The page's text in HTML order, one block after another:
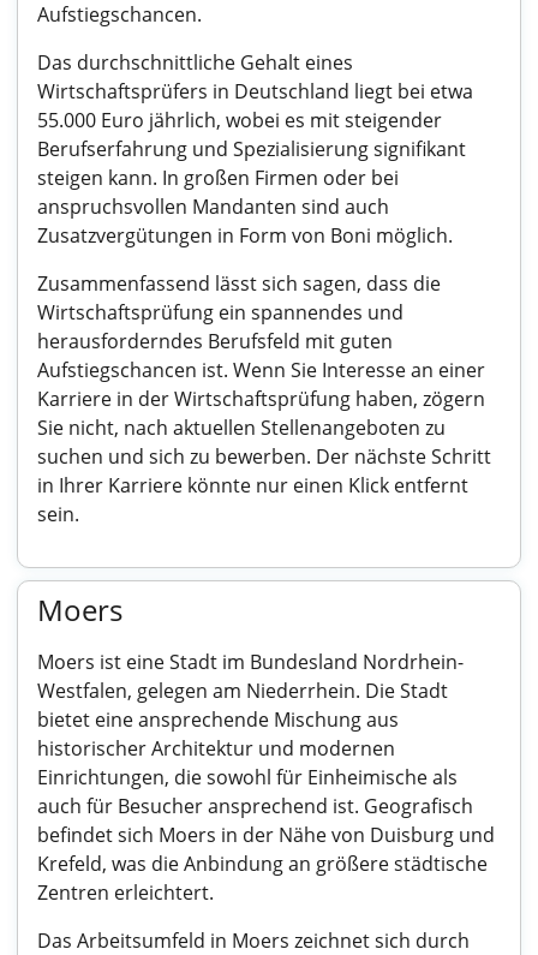
Aufstiegschancen.
Das durchschnittliche Gehalt eines
Wirtschaftsprüfers in Deutschland liegt bei etwa
55.000 Euro jährlich, wobei es mit steigender
Berufserfahrung und Spezialisierung signifikant
steigen kann. In großen Firmen oder bei
anspruchsvollen Mandanten sind auch
Zusatzvergütungen in Form von Boni möglich.
Zusammenfassend lässt sich sagen, dass die
Wirtschaftsprüfung ein spannendes und
herausforderndes Berufsfeld mit guten
Aufstiegschancen ist. Wenn Sie Interesse an einer
Karriere in der Wirtschaftsprüfung haben, zögern
Sie nicht, nach aktuellen Stellenangeboten zu
suchen und sich zu bewerben. Der nächste Schritt
in Ihrer Karriere könnte nur einen Klick entfernt
sein.
Moers
Moers ist eine Stadt im Bundesland Nordrhein-
Westfalen, gelegen am Niederrhein. Die Stadt
bietet eine ansprechende Mischung aus
historischer Architektur und modernen
Einrichtungen, die sowohl für Einheimische als
auch für Besucher ansprechend ist. Geografisch
befindet sich Moers in der Nähe von Duisburg und
Krefeld, was die Anbindung an größere städtische
Zentren erleichtert.
Das Arbeitsumfeld in Moers zeichnet sich durch